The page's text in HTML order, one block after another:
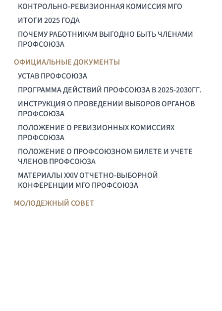
КОНТРОЛЬНО-РЕВИЗИОННАЯ КОМИССИЯ МГО
ИТОГИ 2025 ГОДА
ПОЧЕМУ РАБОТНИКАМ ВЫГОДНО БЫТЬ ЧЛЕНАМИ
ПРОФСОЮЗА
ОФИЦИАЛЬНЫЕ ДОКУМЕНТЫ
УСТАВ ПРОФСОЮЗА
ПРОГРАММА ДЕЙСТВИЙ ПРОФСОЮЗА В 2025-2030ГГ.
ИНСТРУКЦИЯ О ПРОВЕДЕНИИ ВЫБОРОВ ОРГАНОВ
ПРОФСОЮЗА
ПОЛОЖЕНИЕ О РЕВИЗИОННЫХ КОМИССИЯХ
ПРОФСОЮЗА
ПОЛОЖЕНИЕ О ПРОФСОЮЗНОМ БИЛЕТЕ И УЧЕТЕ
ЧЛЕНОВ ПРОФСОЮЗА
МАТЕРИАЛЫ XXIV ОТЧЕТНО-ВЫБОРНОЙ
КОНФЕРЕНЦИИ МГО ПРОФСОЮЗА
МОЛОДЕЖНЫЙ СОВЕТ